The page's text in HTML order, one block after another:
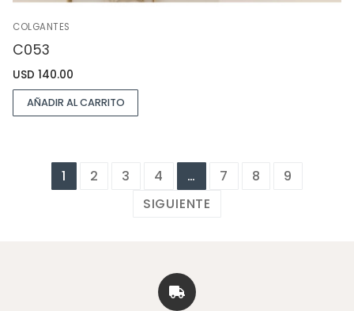
COLGANTES
C053
USD 140.00
AÑADIR AL CARRITO
1 2 3 4 … 7 8
9
SIGUIENTE